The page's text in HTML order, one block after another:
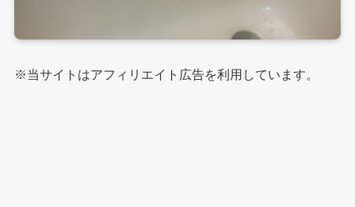
※当サイトはアフィリエイト広告を利用しています。